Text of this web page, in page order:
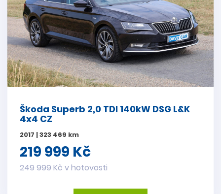
Škoda Superb 2,0 TDI 140kW DSG L&K
4x4 CZ
2017 | 323 469 km
219 999 Kč
249 999 Kč v hotovosti